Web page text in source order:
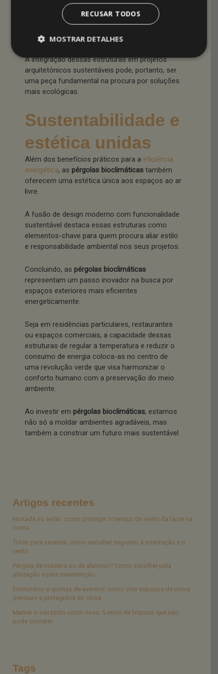
Isso traduz-se em menos necessidade de
iluminação artificial e dispositivos de
climatização, contribuindo para uma pegada de
carbono reduzida.
A integração dessas estruturas em projetos
arquitetónicos sustentáveis pode, portanto, ser
uma peça fundamental na procura por soluções
mais ecológicas.
Sustentabilidade e
estética unidas
Além dos benefícios práticos para a eficiência
energética, as pérgolas bioclimáticas também
oferecem uma estética única aos espaços ao ar
livre.
A fusão de design moderno com funcionalidade
sustentável destaca essas estruturas como
elementos-chave para quem procura aliar estilo
e responsabilidade ambiental nos seus projetos.
Concluindo, as pérgolas bioclimáticas
representam um passo inovador na busca por
espaços exteriores mais eficientes
energeticamente.
Seja em residências particulares, restaurantes
ou espaços comerciais, a capacidade dessas
estruturas de regular a temperatura e reduzir o
consumo de energia coloca-as no centro de
uma revolução verde que visa harmonizar o
conforto humano com a preservação do meio
ambiente.
Ao investir em pérgolas bioclimáticas, estamos
não só a moldar ambientes agradáveis, mas
também a construir um futuro mais sustentável.
Artigos recentes
Nortada no verão: como proteger o terraço do vento da tarde na
costa
Toldo para varanda: como escolher segundo a orientação e o
vento
Pérgola de madeira ou de alumínio? Como escolher pela
utilização e pela manutenção
Enoturismo e quintas de eventos: como criar espaços de prova
premium e protegidos do clima
Manter o seu toldo como novo: 5 erros de limpeza que não
pode cometer
Tags
RECUSAR TODOS
MOSTRAR DETALHES